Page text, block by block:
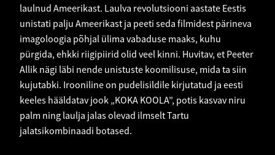
laulnud Ameerikast. Laulva revolutsiooni aastate Eestis
unistati palju Ameerikast ja peeti seda filmidest pärineva
imagoloogia põhjal ülima vabaduse maaks, kuhu
pürgida, ehkki riigipiirid olid veel kinni. Huvitav, et Peeter
Allik nägi läbi nende unistuste koomilisuse, mida ta siin
kujutabki. Irooniline on pudelisildile kirjutatud ja eesti
keeles hääldatav jook „KOKA KOOLA”, potis kasvav niru
palm ning laulja jalas olevad ilmselt Tartu
jalatsikombinaadi botased.